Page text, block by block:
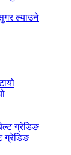
ल्याउने
ग्रेडिङ